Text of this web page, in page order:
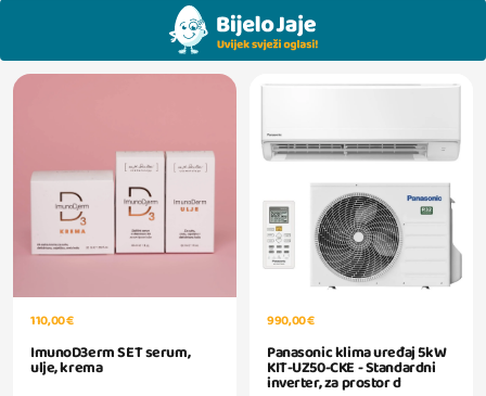
110,00 €
ImunoD3erm SET serum,
ulje, krema
990,00 €
Panasonic klima uređaj 5kW
KIT-UZ50-CKE - Standardni
inverter, za prostor d